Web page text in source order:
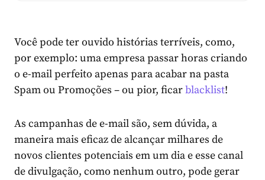
Você pode ter ouvido histórias terríveis, como,
por exemplo: uma empresa passar horas criando
o e-mail perfeito apenas para acabar na pasta
Spam ou Promoções – ou pior, ficarblacklist!
As campanhas de e-mail são, sem dúvida, a
maneira mais eficaz de alcançar milhares de
novos clientes potenciais em um dia e esse canal
de divulgação, como nenhum outro, pode gerar